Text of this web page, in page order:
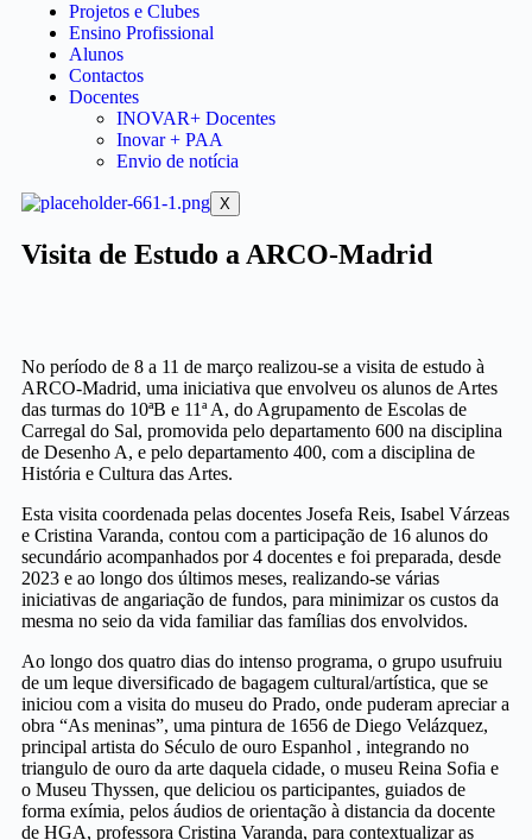
Projetos e Clubes
Ensino Profissional
Alunos
Contactos
Docentes
INOVAR+ Docentes
Inovar + PAA
Envio de notícia
X
Visita de Estudo a ARCO-Madrid
No período de 8 a 11 de março realizou-se a visita de estudo à
ARCO-Madrid, uma iniciativa que envolveu os alunos de Artes
das turmas do 10ªB e 11ª A, do Agrupamento de Escolas de
Carregal do Sal, promovida pelo departamento 600 na disciplina
de Desenho A, e pelo departamento 400, com a disciplina de
História e Cultura das Artes.
Esta visita coordenada pelas docentes Josefa Reis, Isabel Várzeas
e Cristina Varanda, contou com a participação de 16 alunos do
secundário acompanhados por 4 docentes e foi preparada, desde
2023 e ao longo dos últimos meses, realizando-se várias
iniciativas de angariação de fundos, para minimizar os custos da
mesma no seio da vida familiar das famílias dos envolvidos.
Ao longo dos quatro dias do intenso programa, o grupo usufruiu
de um leque diversificado de bagagem cultural/artística, que se
iniciou com a visita do museu do Prado, onde puderam apreciar a
obra “As meninas”, uma pintura de 1656 de Diego Velázquez,
principal artista do Século de ouro Espanhol , integrando no
triangulo de ouro da arte daquela cidade, o museu Reina Sofia e
o Museu Thyssen, que deliciou os participantes, guiados de
forma exímia, pelos áudios de orientação à distancia da docente
de HGA, professora Cristina Varanda, para contextualizar as